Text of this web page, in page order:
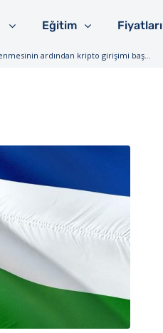
Eğitim Fiyatları
ardından kripto girişimi baş...